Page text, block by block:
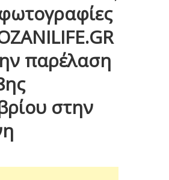
παρέλαση
στην